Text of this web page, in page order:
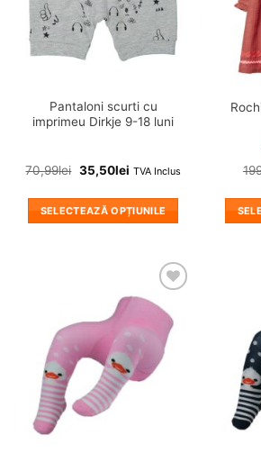
alese
în
pagina
Pantaloni scurti cu
imprimeu Dirkje 9-18 luni
70,99lei 35,50lei TVA Inclus
SELECTEAZĂ OPȚIUNILE
multe
variații.
Opțiunile
pot
fi
alese
❤
Adauga
wishlist!